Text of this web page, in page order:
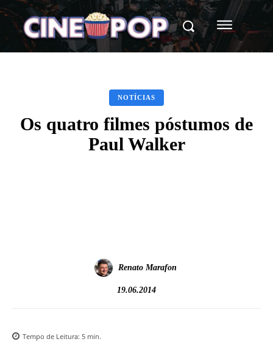
NOTÍCIAS
Os quatro filmes póstumos de
Paul Walker
Renato Marafon
19.06.2014
Tempo de Leitura: 5 min.